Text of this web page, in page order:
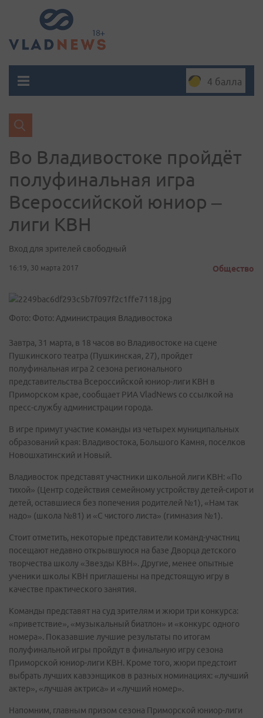
4 балла
Во Владивостоке пройдёт
полуфинальная игра
Всероссийской юниор –
лиги КВН
Вход для зрителей свободный
16:19, 30 марта 2017 Общество
Фото: Фото: Администрация Владивостока
Завтра, 31 марта, в 18 часов во Владивостоке на сцене
Пушкинского театра (Пушкинская, 27), пройдет
полуфинальная игра 2 сезона регионального
представительства Всероссийской юниор-лиги КВН в
Приморском крае, сообщает РИА VladNews со ссылкой на
пресс-службу администрации города.
В игре примут участие команды из четырех муниципальных
образований края: Владивостока, Большого Камня, поселков
Новошхатинский и Новый.
Владивосток представят участники школьной лиги КВН: «По
тихой» (Центр содействия семейному устройству детей-сирот и
детей, оставшиеся без попечения родителей №1), «Нам так
надо» (школа №81) и «С чистого листа» (гимназия №1).
Стоит отметить, некоторые представители команд-участниц
посещают недавно открывшуюся на базе Дворца детского
творчества школу «Звезды КВН». Другие, менее опытные
ученики школы КВН приглашены на предстоящую игру в
качестве практического занятия.
Команды представят на суд зрителям и жюри три конкурса:
«приветствие», «музыкальный биатлон» и «конкурс одного
номера». Показавшие лучшие результаты по итогам
полуфинальной игры пройдут в финальную игру сезона
Приморской юниор-лиги КВН. Кроме того, жюри предстоит
выбрать лучших кавээнщиков в разных номинациях: «лучший
актер», «лучшая актриса» и «лучший номер».
Напомним, главным призом сезона Приморской юниор-лиги